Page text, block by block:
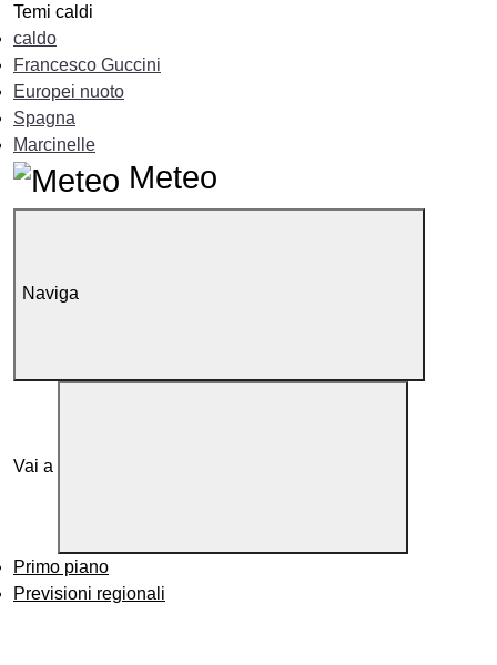
Temi caldi
caldo
Francesco Guccini
Europei nuoto
Spagna
Marcinelle
Meteo
Naviga
Vai a
Primo piano
Previsioni regionali